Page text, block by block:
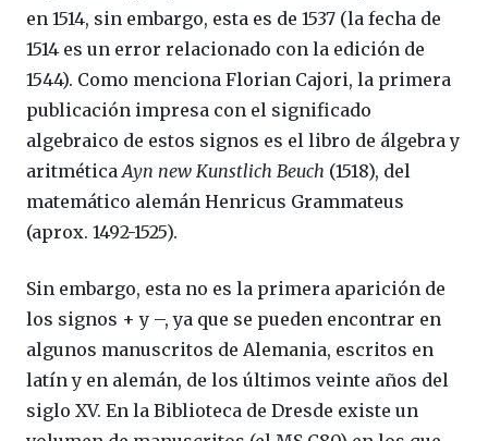
en 1514, sin embargo, esta es de 1537 (la fecha de
1514 es un error relacionado con la edición de
1544). Como menciona Florian Cajori, la primera
publicación impresa con el significado
algebraico de estos signos es el libro de álgebra y
aritmética Ayn new Kunstlich Beuch (1518), del
matemático alemán Henricus Grammateus
(aprox. 1492-1525).
Sin embargo, esta no es la primera aparición de
los signos + y –, ya que se pueden encontrar en
algunos manuscritos de Alemania, escritos en
latín y en alemán, de los últimos veinte años del
siglo XV. En la Biblioteca de Dresde existe un